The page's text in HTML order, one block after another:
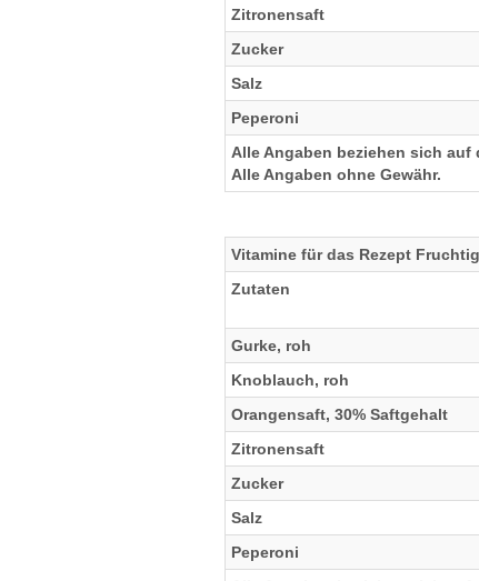
Zitronensaft
Zucker
Salz
Peperoni
Alle Angaben beziehen sich
Alle Angaben ohne Gewähr.
Vitamine für das Rezept
Zutaten
Gurke, roh
Knoblauch, roh
Orangensaft, 30% Saftgehalt
Zitronensaft
Zucker
Salz
Peperoni